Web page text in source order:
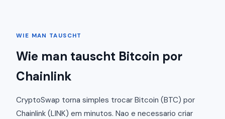
WIE MAN TAUSCHT
Wie man tauscht Bitcoin por
Chainlink
CryptoSwap torna simples trocar Bitcoin (BTC) por
Chainlink (LINK) em minutos. Nao e necessario criar